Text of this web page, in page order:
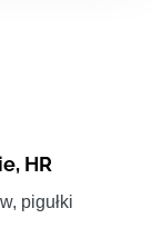
, HR
pigułki